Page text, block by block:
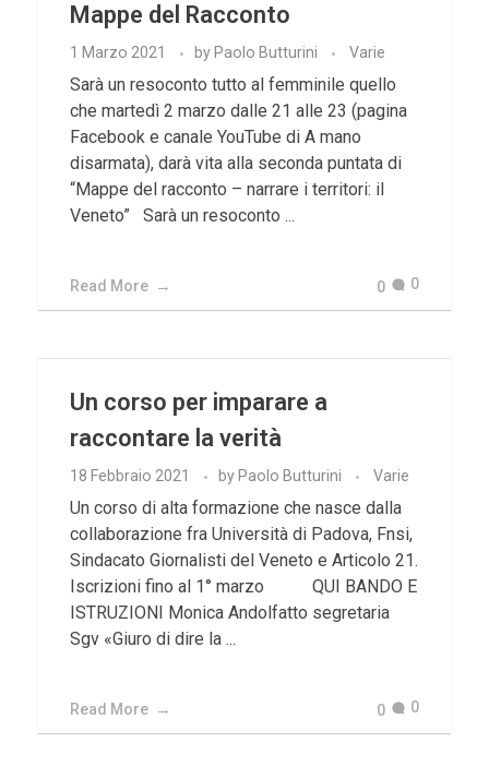
Mappe del Racconto
1 Marzo 2021 by Paolo Butturini Varie
Sarà un resoconto tutto al femminile quello
che martedì 2 marzo dalle 21 alle 23 (pagina
Facebook e canale YouTube di A mano
disarmata), darà vita alla seconda puntata di
“Mappe del racconto – narrare i territori: il
Veneto” Sarà un resoconto ...
Read More 0 0
Un corso per imparare a
raccontare la verità
18 Febbraio 2021 by Paolo Butturini Varie
Un corso di alta formazione che nasce dalla
collaborazione fra Università di Padova, Fnsi,
Sindacato Giornalisti del Veneto e Articolo 21.
Iscrizioni fino al 1° marzo QUI BANDO E
ISTRUZIONI Monica Andolfatto segretaria
Sgv «Giuro di dire la ...
Read More 0 0